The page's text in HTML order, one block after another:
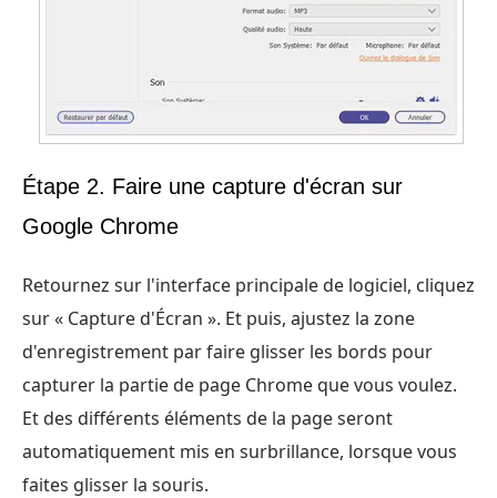
Étape 2. Faire une capture d'écran sur
Google Chrome
Retournez sur l'interface principale de logiciel, cliquez
sur « Capture d'Écran ». Et puis, ajustez la zone
d'enregistrement par faire glisser les bords pour
capturer la partie de page Chrome que vous voulez.
Et des différents éléments de la page seront
automatiquement mis en surbrillance, lorsque vous
faites glisser la souris.